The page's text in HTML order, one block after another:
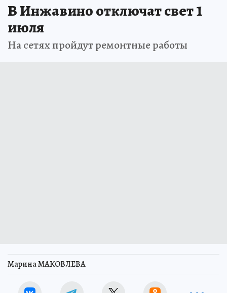
В Инжавино отключат свет 1
июля
На сетях пройдут ремонтные работы
Марина МАКОВЛЕВА